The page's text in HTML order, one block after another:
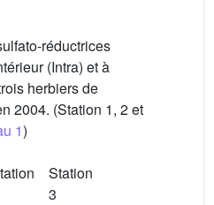
réductrices
(Intra) et à
herbiers de
2004. (Station 1, 2 et
1)
Station
3